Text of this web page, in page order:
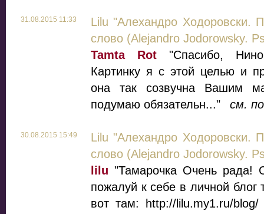
31.08.2015 11:33
Lilu "Алехандро Ходоровски.
слово (Alejandro Jodorowsky.
Tamta Rot"Спасибо,
Картинку я с этой целью и
она так созвучна Вашим
подумаю обязательн..."
см.
30.08.2015 15:49
Lilu "Алехандро Ходоровски.
слово (Alejandro Jodorowsky.
lilu "Тамарочка Очень рада!
пожалуй к себе в личной
вот там: http://lilu.my1.ru/